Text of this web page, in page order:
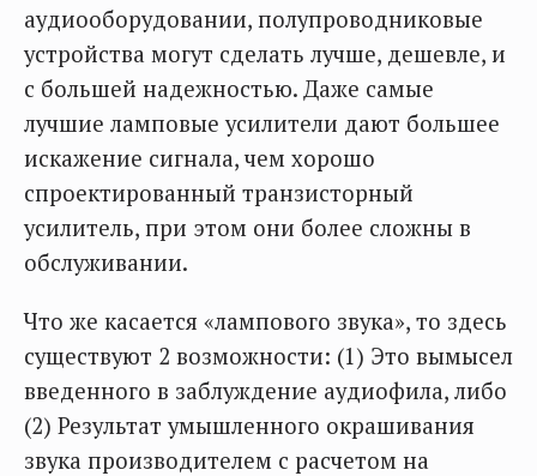
аудиооборудовании, полупроводниковые
устройства могут сделать лучше, дешевле, и
с большей надежностью. Даже самые
лучшие ламповые усилители дают большее
искажение сигнала, чем хорошо
спроектированный транзисторный
усилитель, при этом они более сложны в
обслуживании.
Что же касается «лампового звука», то здесь
существуют 2 возможности: (1) Это вымысел
введенного в заблуждение аудиофила, либо
(2) Результат умышленного окрашивания
звука производителем с расчетом на